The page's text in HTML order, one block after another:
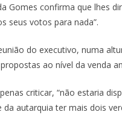
Gomes confirma que lhes
seus votos para nada”.
do executivo, numa
ao nível da venda
criticar, “não estaria
da autarquia ter mais dois